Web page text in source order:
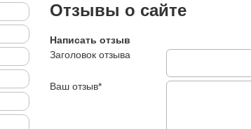
Отзывы о сайте
Написать отзыв
Заголовок отзыва
Ваш отзыв*